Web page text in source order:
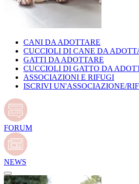
CANI DA ADOTTARE
CUCCIOLI DI CANE DA
GATTI DA ADOTTARE
CUCCIOLI DI GATTO DA
ASSOCIAZIONI E RIFUGI
ISCRIVI UN'ASSOCIAZIONE/
FORUM
NEWS